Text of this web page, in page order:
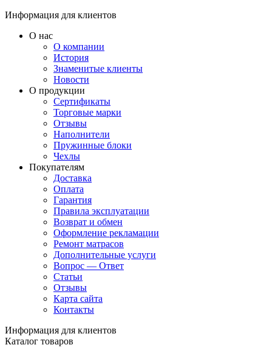
Информация для клиентов
О нас
О компании
История
Знаменитые клиенты
Новости
О продукции
Сертификаты
Торговые марки
Отзывы
Наполнители
Пружинные блоки
Чехлы
Покупателям
Доставка
Оплата
Гарантия
Правила эксплуатации
Возврат и обмен
Оформление рекламации
Ремонт матрасов
Дополнительные услуги
Вопрос — Ответ
Статьи
Отзывы
Карта сайта
Контакты
Информация для клиентов
Каталог товаров